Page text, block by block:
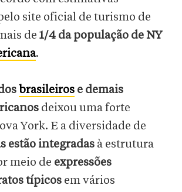
site oficial de turismo de
de 1/4 da população de NY
.
brasileiros e demais
deixou uma forte
York. E a diversidade de
estão integradas à estrutura
meio de expressões
típicos em vários